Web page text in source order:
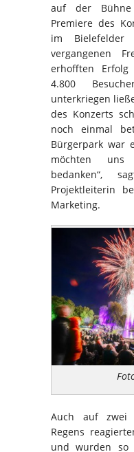
auf der
Premiere des
im Bielefelder
vergangenen
erhofften
4.800
unterkriegen
des Konzerts
noch einmal
Bürgerpark war
möchten
bedanken“,
Projektleiterin
Marketing.
Auch auf zwei
Regens
und wurden so